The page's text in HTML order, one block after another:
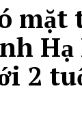
mặt
Hạ
2